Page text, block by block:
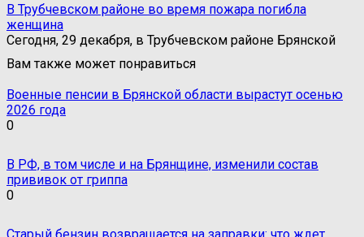
В Трубчевском районе во время пожара погибла
женщина
Сегодня, 29 декабря, в Трубчевском районе Брянской
Вам также может понравиться
Военные пенсии в Брянской области вырастут осенью
2026 года
0
В РФ, в том числе и на Брянщине, изменили состав
прививок от гриппа
0